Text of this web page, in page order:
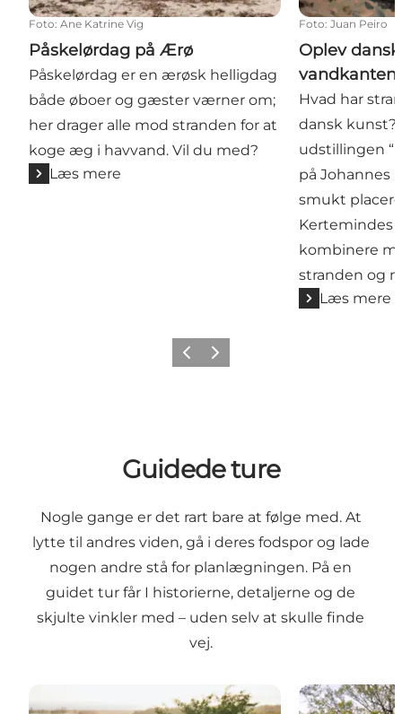
Foto: Ane Katrine Vig
Påskelørdag på Ærø
Påskelørdag er en ærøsk helligdag
både øboer og gæster værner om;
her drager alle mod stranden for at
koge æg i havvand. Vil du med?
Læs mere
Foto: Juan Peiro
Oplev
vandkanten
Hvad har
dansk kunst?
udstillingen
på Johannes
smukt
Kertemindes
kombinere
stranden og
Læs mere
ForrigeNæste
Guidede ture
Nogle gange er det rart bare at følge med. At
lytte til andres viden, gå i deres fodspor og lade
nogen andre stå for planlægningen. På en
guidet tur får I historierne, detaljerne og de
skjulte vinkler med – uden selv at skulle finde
vej.
Guidede ture ved Søbygaard Guidet